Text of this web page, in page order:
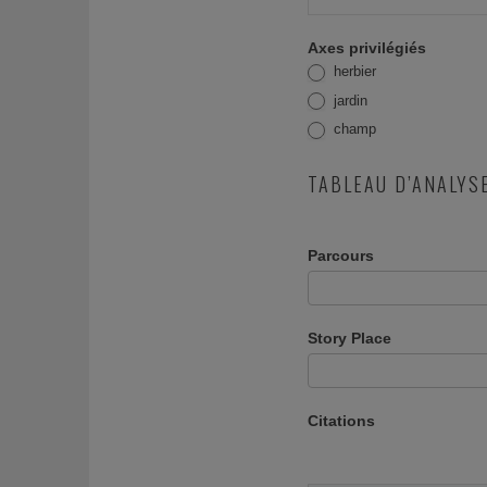
Axes privilégiés
herbier
jardin
champ
TABLEAU
Parcours
Story Place
Citations